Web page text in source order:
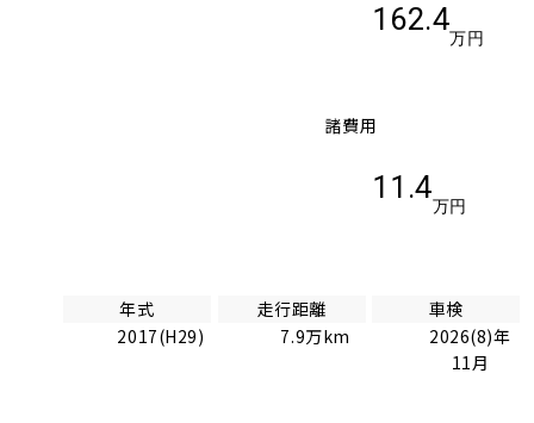
162.4
万円
諸費用
11.4
万円
年式
2017(H29)
走行距離
7.9万km
車検
2026(8)年
11月